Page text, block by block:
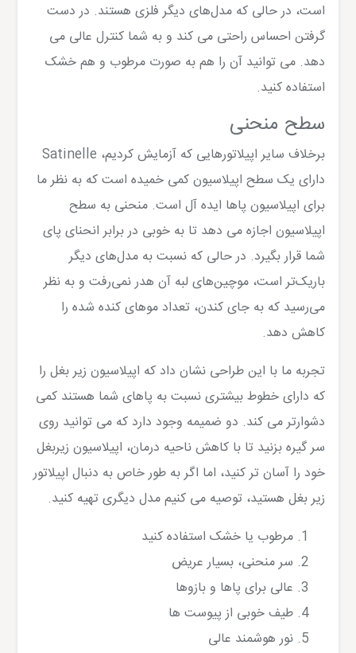
است، در حالی که مدل‌های دیگر فلزی هستند. در دست
گرفتن احساس راحتی می کند و به شما کنترل عالی می
دهد. می توانید آن را هم به صورت مرطوب و هم خشک
استفاده کنید.
سطح منحنی
برخلاف سایر اپیلاتورهایی که آزمایش کردیم، Satinelle
دارای یک سطح اپیلاسیون کمی خمیده است که به نظر ما
برای اپیلاسیون پاها ایده آل است. منحنی به سطح
اپیلاسیون اجازه می دهد تا به خوبی در برابر انحنای پای
شما قرار بگیرد. در حالی که نسبت به مدل‌های دیگر
باریک‌تر است، موچین‌های لبه آن هدر نمی‌رفت و به نظر
می‌رسید که به جای کندن، تعداد موهای کنده شده را
کاهش دهد.
تجربه ما با این طراحی نشان داد که اپیلاسیون زیر بغل را
که دارای خطوط بیشتری نسبت به پاهای شما هستند کمی
دشوارتر می کند. دو ضمیمه وجود دارد که می توانید روی
سر گیره بزنید تا با کاهش ناحیه درمان، اپیلاسیون زیربغل
خود را آسان تر کنید، اما اگر به طور خاص به دنبال اپیلاتور
زیر بغل هستید، توصیه می کنیم مدل دیگری تهیه کنید.
مرطوب یا خشک استفاده کنید
سر منحنی، بسیار عریض
عالی برای پاها و بازوها
طیف خوبی از پیوست ها
نور هوشمند عالی